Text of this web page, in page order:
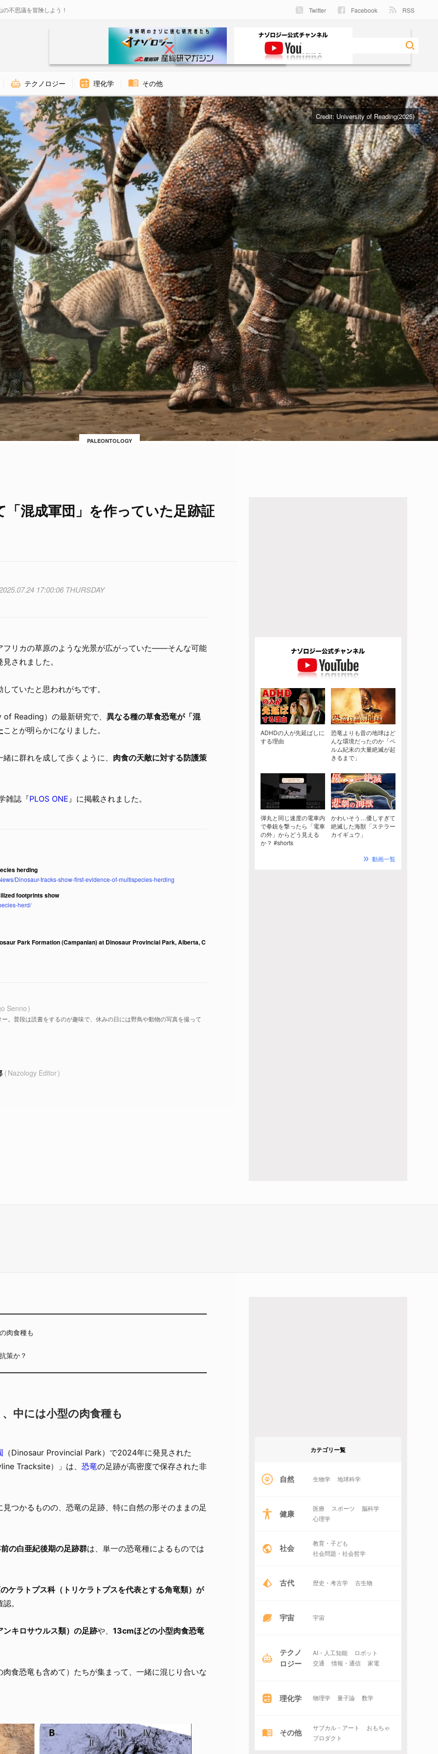
不思議を冒険しよう！ Twitter Facebook RSS
テクノロジー 理化学 その他
Credit: University of Reading(2025)
PALEONTOLOGY
混成軍団」を作っていた足跡証
17:00:06 THURSDAY
フリカの草原のような光景が広がっていた――そんな可能
されました。
ていたと思われがちです。
Reading）の最新研究で、 異なる種の草食恐竜が「混
ことが明らかになりました。
に群れを成して歩くように、 肉食の天敵に対する防護策
雑誌『PLOS ONE 』に掲載されました。
herding
Dinosaur-tracks-show-first-evidence-of-multispecies-herding
footprints show
herd/
Park Formation (Campanian) at Dinosaur Provincial Park, Alberta, C
Senno
。普段は読書をするのが趣味で、休みの日には野鳥や動物の写真を撮って
Nazology Editor
ADHDの人が先延ばしに
する理由
恐竜よりも昔の地球はど
んな環境だったのか「ペ
ルム紀末の大量絶滅が起
きるまで」
弾丸と同じ速度の電車内
で拳銃を撃ったら「電車
の外」からどう見える
か？ #shorts
かわいそう…優しすぎて
絶滅した海獣「ステラー
カイギュウ」
動画一覧
肉食種も
策か？
中には小型の肉食種も
（Dinosaur Provincial Park）で2024年に発見された
Tracksite）」は、 恐竜の足跡が高密度で保存された非
つかるものの、恐竜の足跡、特に自然の形そのままの足
の白亜紀後期の足跡群は、単一の恐竜種によるものでは
ケラトプス科（トリケラトプスを代表とする角竜類）が
。
ンキロサウルス類）の足跡や、 13cmほどの小型肉食恐竜
食恐竜も含めて）たちが集まって、一緒に混じり合いな
カテゴリー覧
自然 生物学 地球科学
健康 医療 スポーツ
脳科学
心理学
社会
教育・子ども
社会問題・社会哲学
古代 歴史・考古学 古生物
宇宙 宇宙
テクノ
ロジー
AI・人工知能
ロボット
交通
情報・通信 家電
理化学 物理学 量子論 数学
その他 サブカル・アート
おもちゃ
プロダクト